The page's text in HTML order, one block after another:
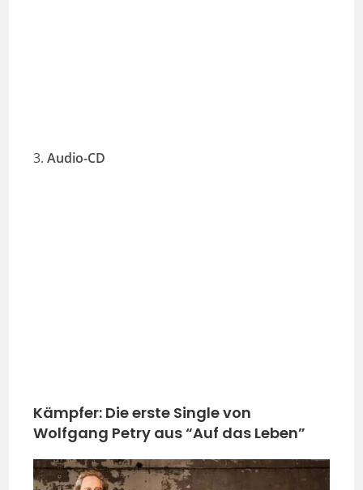
3.Audio-CD
Kämpfer: Die erste Single von
Wolfgang Petry aus “Auf das Leben”